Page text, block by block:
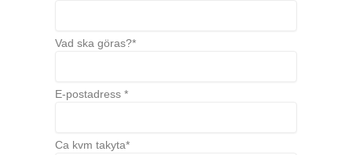
Vad ska göras?*
E-postadress *
Ca kvm takyta*